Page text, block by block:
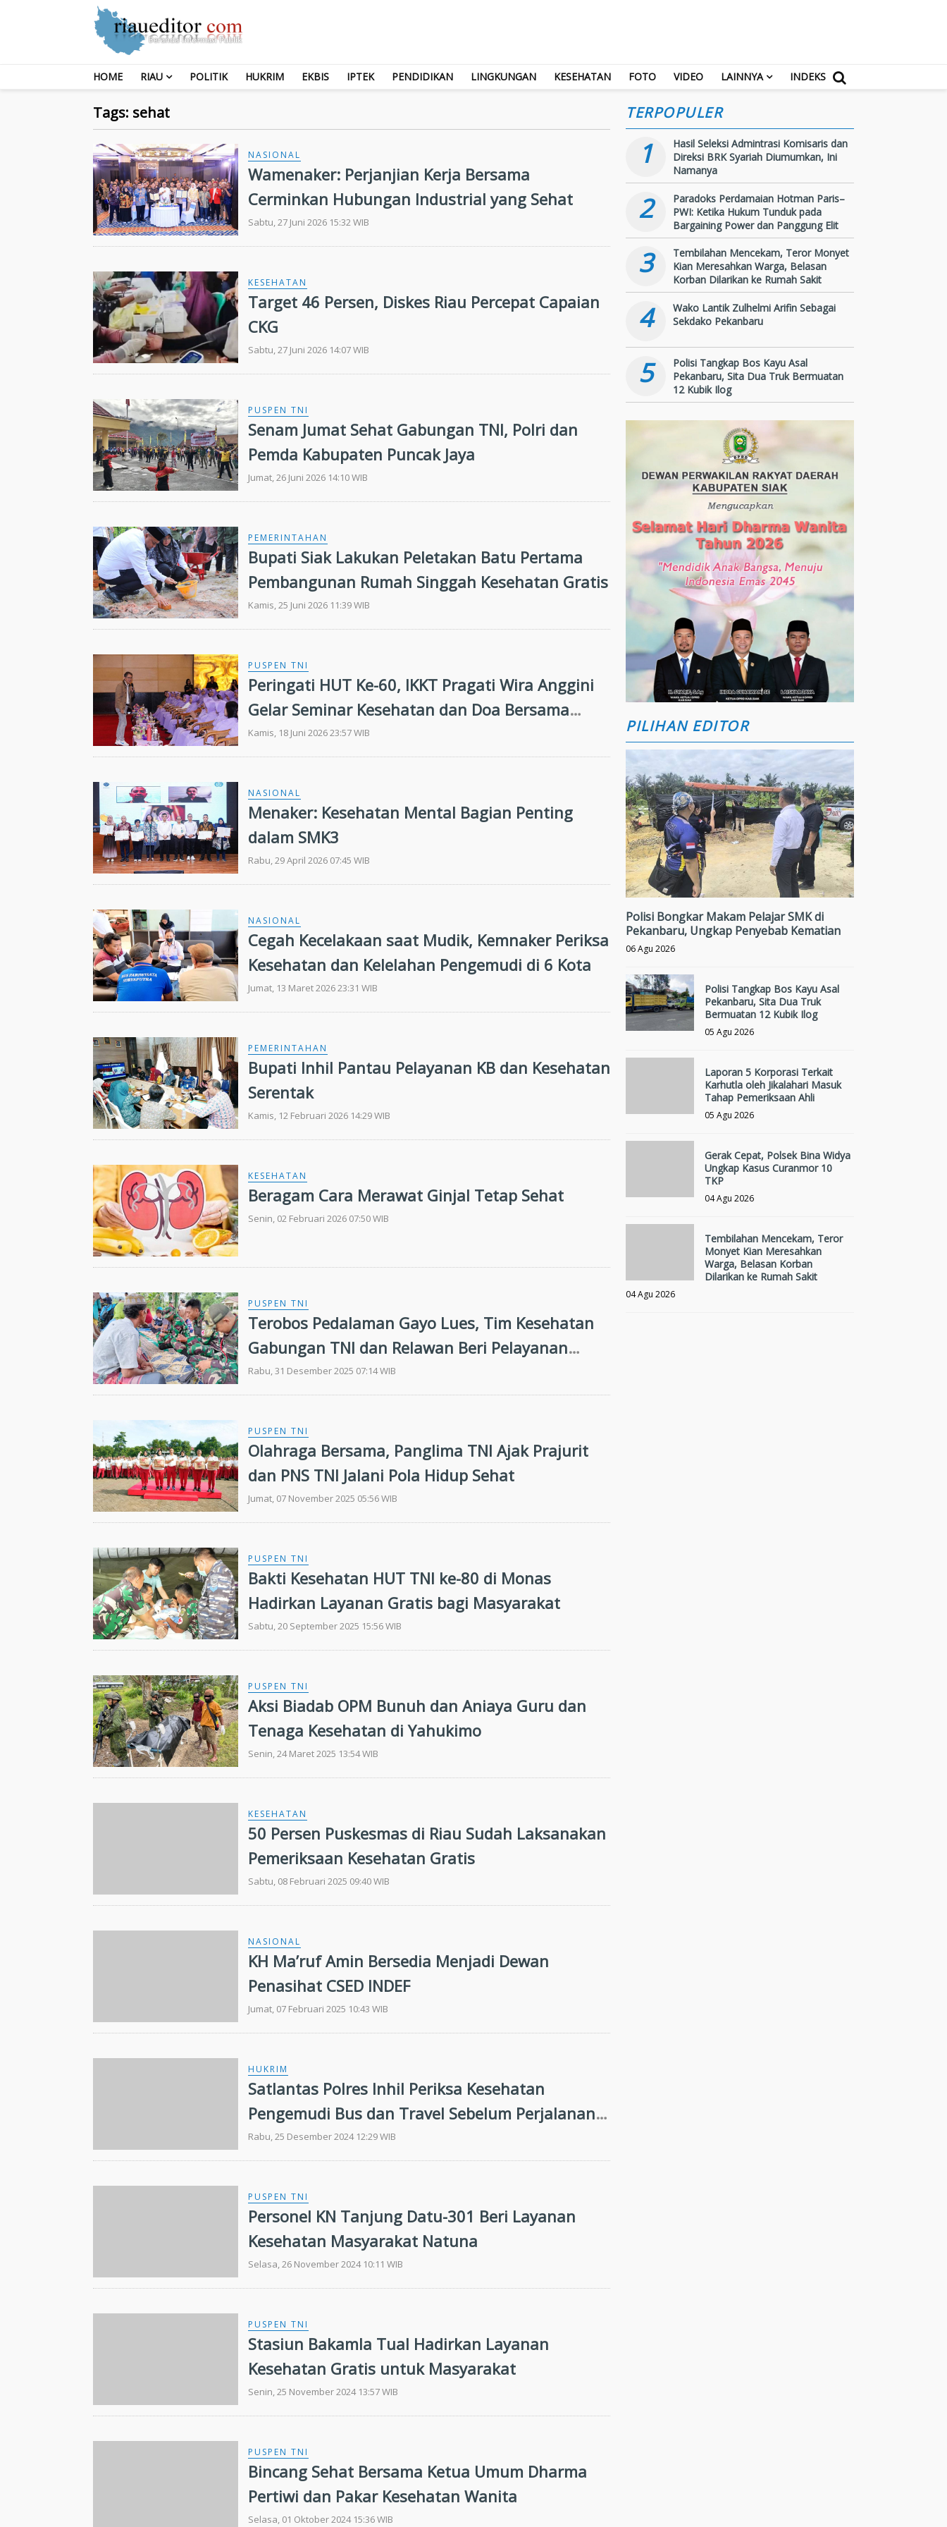
HOME RIAU POLITIK HUKRIM EKBIS IPTEK PENDIDIKAN LINGKUNGAN KESEHATAN FOTO VIDEO LAINNYA INDEKS
Tags: sehat
NASIONAL
Wamenaker: Perjanjian Kerja Bersama
Cerminkan Hubungan Industrial yang Sehat
Sabtu, 27 Juni 2026 15:32 WIB
KESEHATAN
Target 46 Persen, Diskes Riau Percepat Capaian
CKG
Sabtu, 27 Juni 2026 14:07 WIB
PUSPEN TNI
Senam Jumat Sehat Gabungan TNI, Polri dan
Pemda Kabupaten Puncak Jaya
Jumat, 26 Juni 2026 14:10 WIB
PEMERINTAHAN
Bupati Siak Lakukan Peletakan Batu Pertama
Pembangunan Rumah Singgah Kesehatan Gratis
Kamis, 25 Juni 2026 11:39 WIB
PUSPEN TNI
Peringati HUT Ke-60, IKKT Pragati Wira Anggini
Gelar Seminar Kesehatan dan Doa Bersama
Lintas Agama
Kamis, 18 Juni 2026 23:57 WIB
NASIONAL
Menaker: Kesehatan Mental Bagian Penting
dalam SMK3
Rabu, 29 April 2026 07:45 WIB
NASIONAL
Cegah Kecelakaan saat Mudik, Kemnaker Periksa
Kesehatan dan Kelelahan Pengemudi di 6 Kota
Jumat, 13 Maret 2026 23:31 WIB
PEMERINTAHAN
Bupati Inhil Pantau Pelayanan KB dan Kesehatan
Serentak
Kamis, 12 Februari 2026 14:29 WIB
KESEHATAN
Beragam Cara Merawat Ginjal Tetap Sehat
Senin, 02 Februari 2026 07:50 WIB
PUSPEN TNI
Terobos Pedalaman Gayo Lues, Tim Kesehatan
Gabungan TNI dan Relawan Beri Pelayanan
Kesehatan Korban Banjir
Rabu, 31 Desember 2025 07:14 WIB
PUSPEN TNI
Olahraga Bersama, Panglima TNI Ajak Prajurit
dan PNS TNI Jalani Pola Hidup Sehat
Jumat, 07 November 2025 05:56 WIB
PUSPEN TNI
Bakti Kesehatan HUT TNI ke-80 di Monas
Hadirkan Layanan Gratis bagi Masyarakat
Sabtu, 20 September 2025 15:56 WIB
PUSPEN TNI
Aksi Biadab OPM Bunuh dan Aniaya Guru dan
Tenaga Kesehatan di Yahukimo
Senin, 24 Maret 2025 13:54 WIB
KESEHATAN
50 Persen Puskesmas di Riau Sudah Laksanakan
Pemeriksaan Kesehatan Gratis
Sabtu, 08 Februari 2025 09:40 WIB
NASIONAL
KH Ma’ruf Amin Bersedia Menjadi Dewan
Penasihat CSED INDEF
Jumat, 07 Februari 2025 10:43 WIB
HUKRIM
Satlantas Polres Inhil Periksa Kesehatan
Pengemudi Bus dan Travel Sebelum Perjalanan
Mudik
Rabu, 25 Desember 2024 12:29 WIB
PUSPEN TNI
Personel KN Tanjung Datu-301 Beri Layanan
Kesehatan Masyarakat Natuna
Selasa, 26 November 2024 10:11 WIB
PUSPEN TNI
Stasiun Bakamla Tual Hadirkan Layanan
Kesehatan Gratis untuk Masyarakat
Senin, 25 November 2024 13:57 WIB
PUSPEN TNI
Bincang Sehat Bersama Ketua Umum Dharma
Pertiwi dan Pakar Kesehatan Wanita
Selasa, 01 Oktober 2024 15:36 WIB
TERPOPULER
1
Hasil Seleksi Admintrasi Komisaris dan
Direksi BRK Syariah Diumumkan, Ini
Namanya
2
Paradoks Perdamaian Hotman Paris–
PWI: Ketika Hukum Tunduk pada
Bargaining Power dan Panggung Elit
3
Tembilahan Mencekam, Teror Monyet
Kian Meresahkan Warga, Belasan
Korban Dilarikan ke Rumah Sakit
4
Wako Lantik Zulhelmi Arifin Sebagai
Sekdako Pekanbaru
5
Polisi Tangkap Bos Kayu Asal
Pekanbaru, Sita Dua Truk Bermuatan
12 Kubik Ilog
PILIHAN EDITOR
Polisi Bongkar Makam Pelajar SMK di
Pekanbaru, Ungkap Penyebab Kematian
06 Agu 2026
Polisi Tangkap Bos Kayu Asal
Pekanbaru, Sita Dua Truk
Bermuatan 12 Kubik Ilog
05 Agu 2026
Laporan 5 Korporasi Terkait
Karhutla oleh Jikalahari Masuk
Tahap Pemeriksaan Ahli
05 Agu 2026
Gerak Cepat, Polsek Bina Widya
Ungkap Kasus Curanmor 10
TKP
04 Agu 2026
Tembilahan Mencekam, Teror
Monyet Kian Meresahkan
Warga, Belasan Korban
Dilarikan ke Rumah Sakit
04 Agu 2026